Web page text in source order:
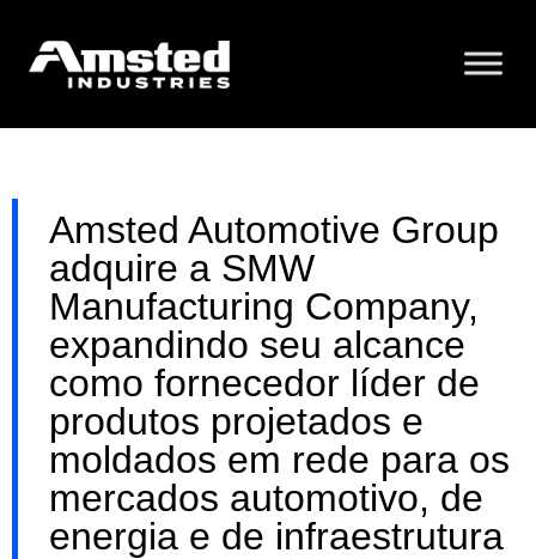
Amsted Automotive Group
adquire a SMW
Manufacturing Company,
expandindo seu alcance
como fornecedor líder de
produtos projetados e
moldados em rede para os
mercados automotivo, de
energia e de infraestrutura